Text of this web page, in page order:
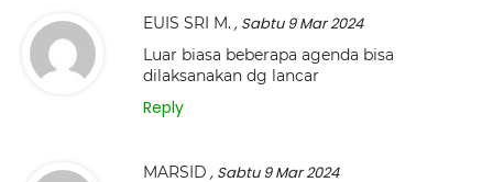
EUIS SRI M. , Sabtu 9 Mar 2024
Luar biasa beberapa agenda bisa
dilaksanakan dg lancar
Reply
MARSID , Sabtu 9 Mar 2024